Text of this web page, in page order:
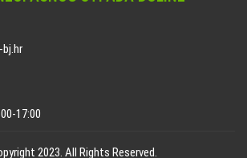
bj.hr
17:00
2023. All Rights Reserved.